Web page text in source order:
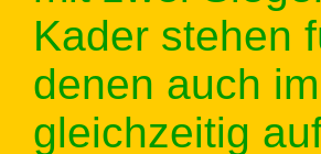
Kader stehen
denen auch
gleichzeitig